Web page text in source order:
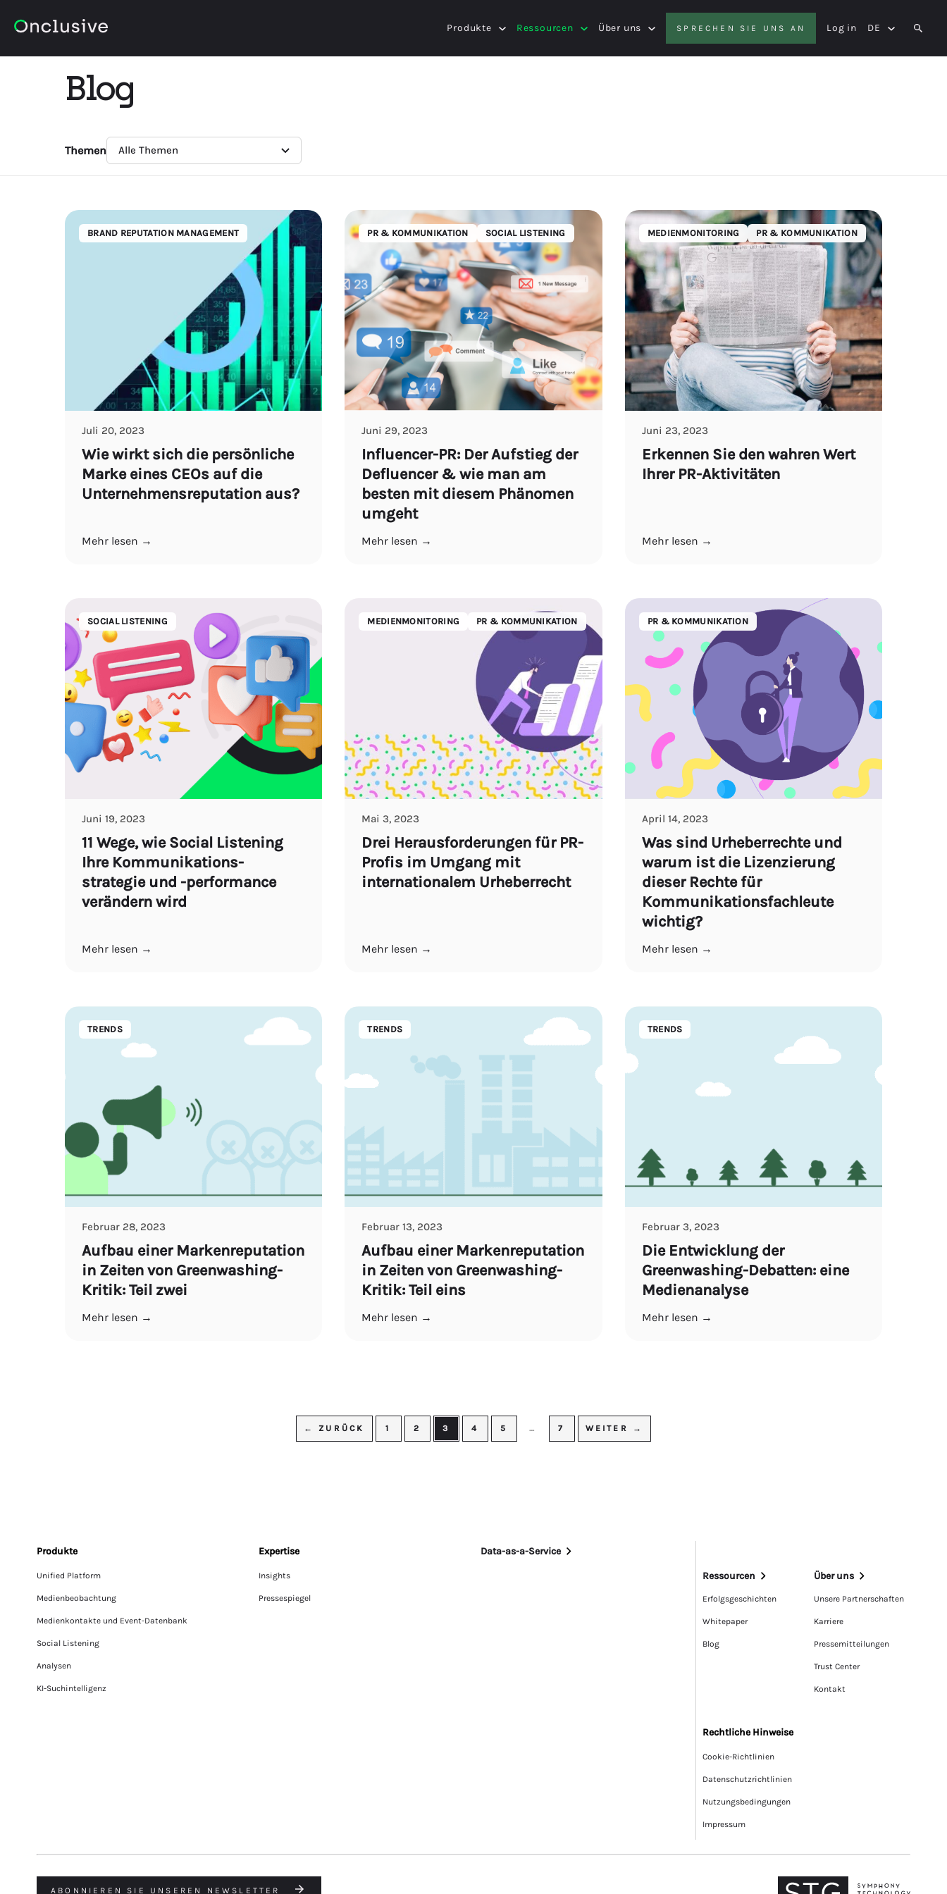
Produkte Ressourcen Über uns SPRECHEN SIE UNS AN Log in DE
Blog
Themen
BRAND REPUTATION MANAGEMENT
Juli 20, 2023
Wie wirkt sich die persönliche
Marke eines CEOs auf die
Unternehmensreputation aus?
Mehr lesen →
PR & KOMMUNIKATION SOCIAL LISTENING
Juni 29, 2023
Influencer-PR: Der Aufstieg der
Defluencer & wie man am
besten mit diesem Phänomen
umgeht
Mehr lesen →
MEDIENMONITORING PR & KOMMUNIKATION
Juni 23, 2023
Erkennen Sie den wahren Wert
Ihrer PR-Aktivitäten
Mehr lesen →
SOCIAL LISTENING
Juni 19, 2023
11 Wege, wie Social Listening
Ihre Kommunikations-
strategie und -performance
verändern wird
Mehr lesen →
MEDIENMONITORING PR & KOMMUNIKATION
Mai 3, 2023
Drei Herausforderungen für PR-
Profis im Umgang mit
internationalem Urheberrecht
Mehr lesen →
PR & KOMMUNIKATION
April 14, 2023
Was sind Urheberrechte und
warum ist die Lizenzierung
dieser Rechte für
Kommunikationsfachleute
wichtig?
Mehr lesen →
TRENDS
Februar 28, 2023
Aufbau einer Markenreputation
in Zeiten von Greenwashing-
Kritik: Teil zwei
Mehr lesen →
TRENDS
Februar 13, 2023
Aufbau einer Markenreputation
in Zeiten von Greenwashing-
Kritik: Teil eins
Mehr lesen →
TRENDS
Februar 3, 2023
Die Entwicklung der
Greenwashing-Debatten: eine
Medienanalyse
Mehr lesen →
← ZURÜCK 1 2 3 4 5 … 7 WEITER →
Produkte
Unified Platform
Medienbeobachtung
Medienkontakte und Event-Datenbank
Social Listening
Analysen
KI-Suchintelligenz
Expertise
Insights
Pressespiegel
Data-as-a-Service
Ressourcen
Erfolgsgeschichten
Whitepaper
Blog
Über uns
Unsere Partnerschaften
Karriere
Pressemitteilungen
Trust Center
Kontakt
Rechtliche Hinweise
Cookie-Richtlinien
Datenschutzrichtlinien
Nutzungsbedingungen
Impressum
ABONNIEREN SIE UNSEREN NEWSLETTER